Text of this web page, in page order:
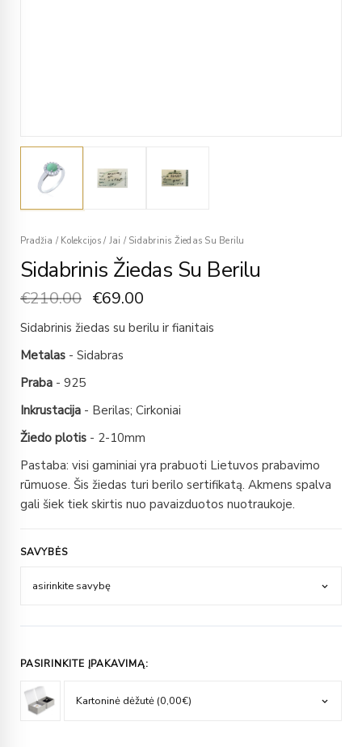
Pradžia / Kolekcijos / Jai /Sidabrinis Žiedas Su Berilu
Sidabrinis Žiedas Su Berilu
€210.00 €69.00
Sidabrinis žiedas su berilu ir fianitais
Metalas - Sidabras
Praba - 925
Inkrustacija - Berilas; Cirkoniai
Žiedo plotis - 2-10mm
Pastaba: visi gaminiai yra prabuoti Lietuvos prabavimo
rūmuose. Šis žiedas turi berilo sertifikatą. Akmens spalva
gali šiek tiek skirtis nuo pavaizduotos nuotraukoje.
SAVYBĖS
PASIRINKITE ĮPAKAVIMĄ: